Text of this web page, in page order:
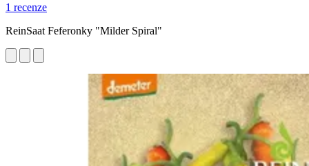
1 recenze
ReinSaat Feferonky "Milder Spiral"